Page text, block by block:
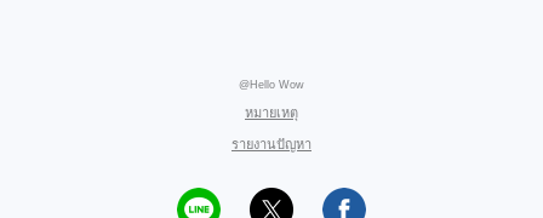
@Hello Wow
หมายเหตุ
รายงานปัญหา